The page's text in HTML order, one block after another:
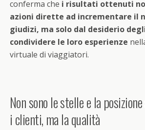
conferma che i risultati ottenuti
azioni dirette ad incrementare il
giudizi, ma solo dal desiderio
condividere le loro esperienze
virtuale di viaggiatori.
Non sono le stelle e la
i clienti, ma la qualità